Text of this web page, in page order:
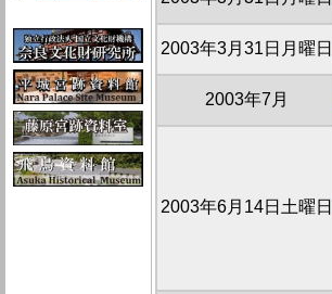
2003年3月31日月曜日
2003年7月
2003年6月14日土曜日